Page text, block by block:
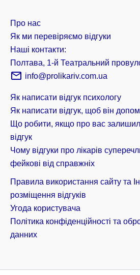
Про нас
Як ми перевіряємо відгуки
Наші контакти:
Полтава, 1-й Театральний
info@prolikariv.com.ua
Як написати відгук психологу
Як написати відгук, щоб він
Що робити, якщо про вас
відгук
Чому відгуки про лікарів
фейкові від справжніх
Правила використання сайту та
розміщення відгуків
Угода користувача
Політика конфіденційності та
данних